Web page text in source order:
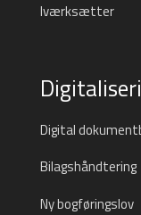
Iværksætter
Digital
Bilagshåndtering
Ny bogføringslov